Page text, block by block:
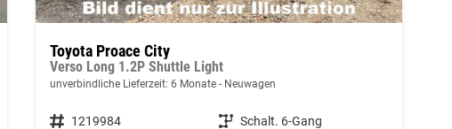
Toyota Proace City
Verso Long 1.2P Shuttle Light
unverbindliche Lieferzeit: 6 Monate Neuwagen
Fahrzeugnummer 1219984 Getriebe Schalt. 6-Gang